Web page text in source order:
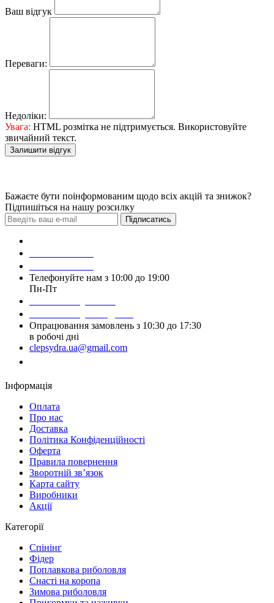
Ваш відгук
Переваги:
Недоліки:
Увага: HTML розмітка не підтримується. Використовуйте
звичайний текст.
Залишити відгук
Бажаєте бути поінформованим щодо всіх акцій та знижок?
Підпишіться на нашу розсилку
Підписатись
Телефонуйте нам з 10:00 до 19:00
Пн-Пт
Опрацювання замовлень з 10:30 до 17:30
в робочі дні
clepsydra.ua@gmail.com
Інформація
Оплата
Про нас
Доставка
Політика Конфіденційності
Оферта
Правила повернення
Зворотній зв’язок
Карта сайту
Виробники
Акції
Категорії
Спінінг
Фідер
Поплавкова риболовля
Снасті на коропа
Зимова риболовля